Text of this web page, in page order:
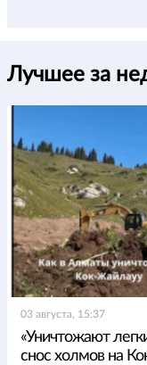
Лучшее за
03 августа, 15:37
«Уничтожают
снос холмов на